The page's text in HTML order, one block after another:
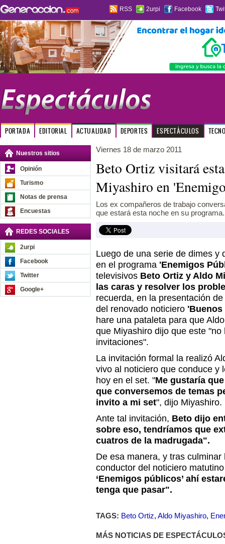
RSS 2urpi Facebook
PORTADA EDITORIAL ACTUALIDAD DEPORTES ESPECTÁCULOS
Nuestros sitios
Opinión
Turismo
Notas de prensa
Encuestas
REDES SOCIALES
2urpi
Facebook
Twitter
Google+
Viernes 18 de marzo 2011
Beto Ortiz visitará
Miyashiro en
Los ex compañeros de trabajo
que estará esta noche en su programa.
Luego de una serie de dimes y
en el programa 'Enemigos
televisivos Beto Ortiz y Aldo
las caras y resolver los
recuerda, en la presentación
del renovado noticiero 'Buenos
hare una pataleta para que
que Miyashiro dijo que este
invitaciones".
La invitación formal la realizó
vivo al noticiero que conduce y
hoy en el set. "Me gustaría
que conversemos de temas
invito a mi set", dijo Miyashiro.
Ante tal invitación, Beto dijo
sobre eso, tendríamos que
cuatros de la madrugada".
De esa manera, y tras
conductor del noticiero
‘Enemigos públicos’ ahí
tenga que pasar".
TAGS: Beto Ortiz, Aldo Miyashiro,
MÁS NOTICIAS DE